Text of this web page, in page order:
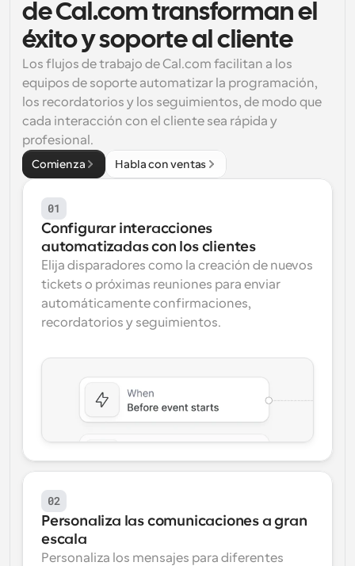
Programación potenciadda con llamadas
impulsadas por IA
Automatiza la programación y los recordatorios
Blog
Mantente al día con las últimas noticias y
actualizaciones
Reuniones Instantáneas
Reúnete con clientes en minutos
Enlaces de Grupo Dinámico
Reserva reuniones de forma fluida con varias personas
Webhooks
Recibe notificaciones cuando ocurra algo
de Cal.com transforman el
éxito y soporte al cliente
Los flujos de trabajo de Cal.com facilitan a los
equipos de soporte automatizar la programación,
los recordatorios y los seguimientos, de modo que
cada interacción con el cliente sea rápida y
profesional.
Comienza Habla con ventas
01
Configurar interacciones
automatizadas con los clientes
Elija disparadores como la creación de nuevos
tickets o próximas reuniones para enviar
automáticamente confirmaciones,
recordatorios y seguimientos.
02
Personaliza las comunicaciones a gran
escala
Personaliza los mensajes para diferentes